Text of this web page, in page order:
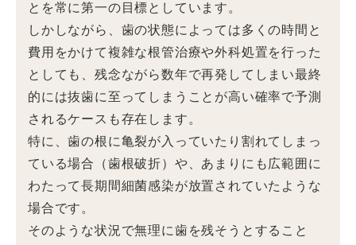
とを常に第一の目標としています。
しかしながら、歯の状態によっては多くの時間と
費用をかけて複雑な根管治療や外科処置を行った
としても、残念ながら数年で再発してしまい最終
的には抜歯に至ってしまうことが高い確率で予測
されるケースも存在します。
特に、歯の根に亀裂が入っていたり割れてしまっ
ている場合（歯根破折）や、あまりにも広範囲に
わたって長期間細菌感染が放置されていたような
場合です。
そのような状況で無理に歯を残そうとすること